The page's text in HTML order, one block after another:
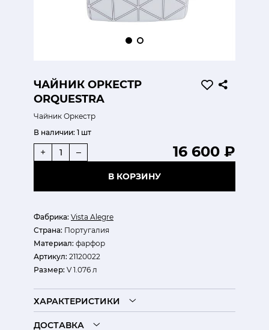
ЧАЙНИК ОРКЕСТР
ORQUESTRA
Чайник Оркестр
Фабрика: Vista Alegre
Страна: Португалия
Материал: фарфор
Артикул: 21120022
Размер: V 1.076 л
В наличии: 1 шт
16 600 ₽
+ –
В КОРЗИНУ
ХАРАКТЕРИСТИКИ
ДОСТАВКА